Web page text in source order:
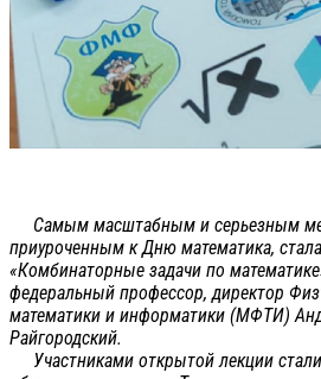
Самым масштабным и серьезным
приуроченным к Дню математика,
«Комбинаторные задачи по
федеральный профессор, директор
математики и информатики (МФТИ)
Райгородский.
Участниками открытой лекции стали